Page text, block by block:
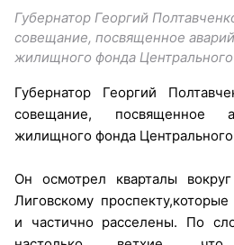
Губернатор Георгий
совещание, посвященное
жилищного фонда Центрального
Губернатор Георгий
совещание, посвященное
жилищного фонда
Он осмотрел кварталы
Лиговскому
и частично расселены. По